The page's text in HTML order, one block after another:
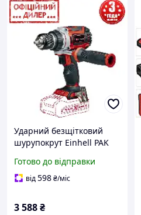
Ударний безщітковий
шурупокрут Einhell PAK
В, двошвидкісний, Без
АКБ)
Готово до відправки
від598₴/міс
3 588₴